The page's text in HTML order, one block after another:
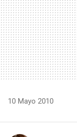
10 Mayo 2010